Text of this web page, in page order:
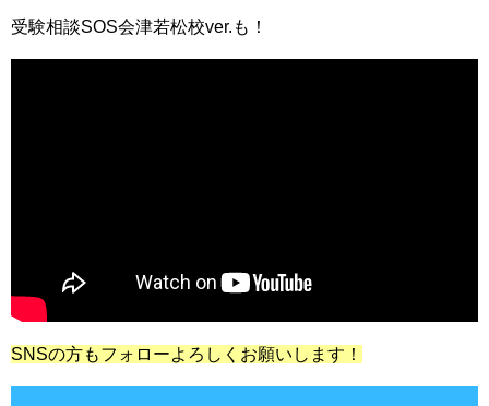
受験相談SOS会津若松校ver.も！
SNSの方もフォローよろしくお願いします！